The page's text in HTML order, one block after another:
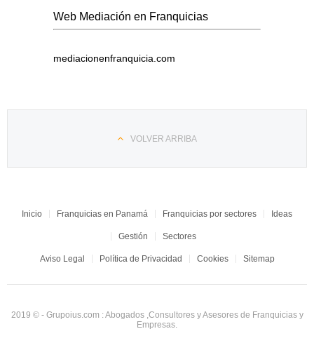
Web Mediación en Franquicias
mediacionenfranquicia.com
VOLVER ARRIBA
Inicio Franquicias en Panamá Franquicias por sectores Ideas
Gestión Sectores
Aviso Legal Política de Privacidad Cookies Sitemap
2019 © - Grupoius.com : Abogados ,Consultores y Asesores de Franquicias y
Empresas.